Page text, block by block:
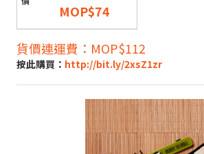
MOP$74
貨價連運費：MOP$112
按此購買： http://bit.ly/2xsZ1zr